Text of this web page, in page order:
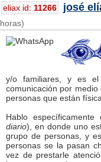
eliax id: 11266 josé
horas)
y/o familiares, y es
comunicación por
personas que están
Hablo
diario), en donde uno
grupo de personas, y
personas se la pasan
vez de prestarle